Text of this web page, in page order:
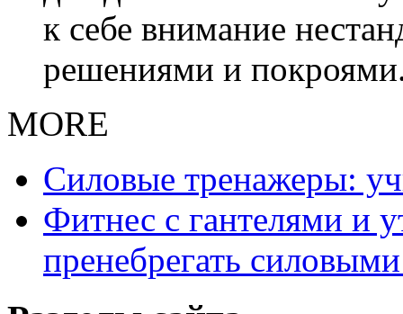
к себе внимание
решениями и
MORE
Силовые тренажеры:
Фитнес с гантелями и
пренебрегать